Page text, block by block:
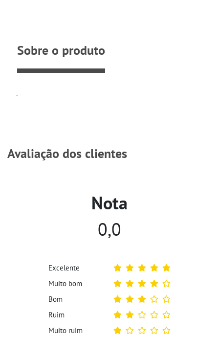
Sobre o produto
.
Avaliação dos clientes
Nota
0,0
Excelente
Muito bom
Bom
Ruim
Muito ruim